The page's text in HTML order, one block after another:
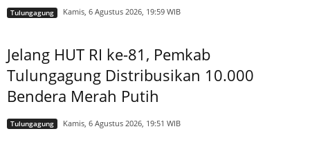
Tulungagung Kamis, 6 Agustus 2026, 19:59 WIB
Jelang HUT RI ke-81, Pemkab
Tulungagung Distribusikan 10.000
Bendera Merah Putih
Tulungagung Kamis, 6 Agustus 2026, 19:51 WIB